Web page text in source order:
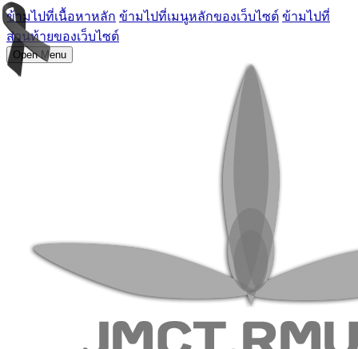
ข้ามไปที่เนื้อหาหลัก ข้ามไปที่เมนูหลักของเว็บไซต์ ข้ามไปที่
ส่วนท้ายของเว็บไซต์
Open Menu